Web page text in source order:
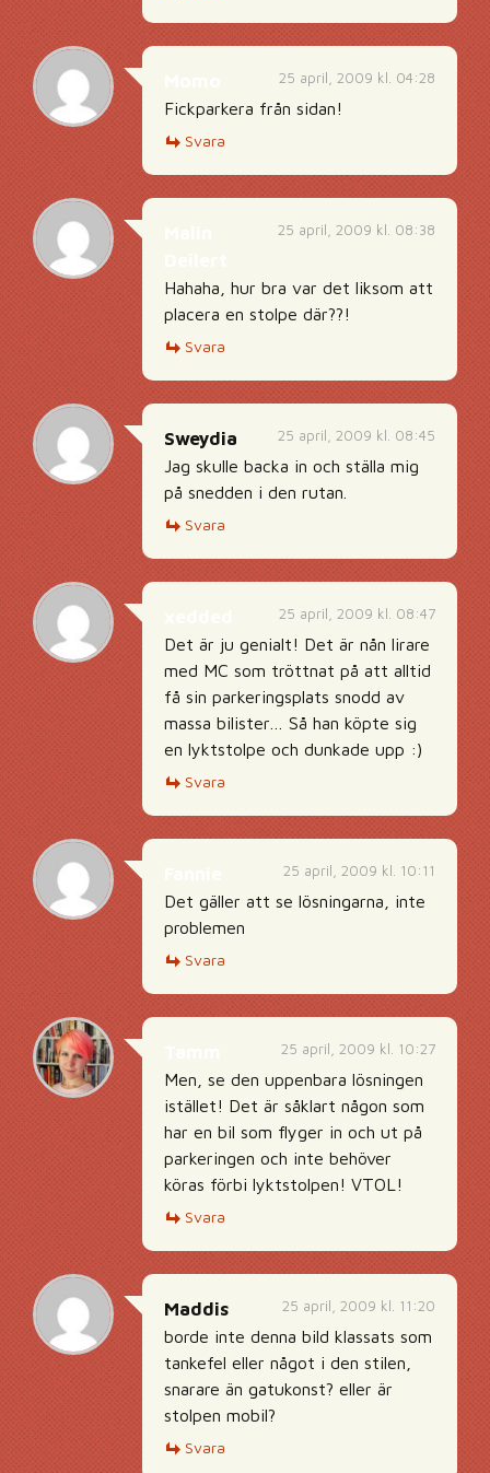
25 april, 2009 kl. 04:28
Fickparkera från sidan!
Svara
25 april, 2009 kl. 08:38
Hahaha, hur bra var det liksom att
placera en stolpe där??!
Svara
25 april, 2009 kl. 08:45
Sweydia
Jag skulle backa in och ställa mig
på snedden i den rutan.
Svara
25 april, 2009 kl. 08:47
Det är ju genialt! Det är nån lirare
med MC som tröttnat på att alltid
få sin parkeringsplats snodd av
massa bilister… Så han köpte sig
en lyktstolpe och dunkade upp :)
Svara
25 april, 2009 kl. 10:11
Det gäller att se lösningarna, inte
problemen
Svara
25 april, 2009 kl. 10:27
Men, se den uppenbara lösningen
istället! Det är såklart någon som
har en bil som flyger in och ut på
parkeringen och inte behöver
köras förbi lyktstolpen! VTOL!
Svara
25 april, 2009 kl. 11:20
Maddis
borde inte denna bild klassats som
tankefel eller något i den stilen,
snarare än gatukonst? eller är
stolpen mobil?
Svara